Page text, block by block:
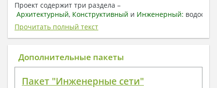
Проект содержит три раздела –
Архитектурный, Конструктивный и Инженерный:
отопление, вентиляция, канализация,
электроснабжение (приобретается за дополнительную
плату) + Пояснительная записка.
1. Архитектурный раздел:
План координационных осей
Прочитать полный текст
Дополнительные пакеты
Пакет "Инженерные сети"